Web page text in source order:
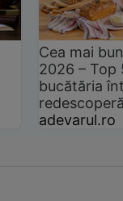
Cea mai
2026 –
bucătăria
adevarul.ro